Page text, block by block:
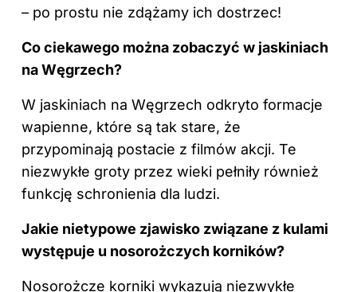
– po prostu nie zdążamy ich dostrzec!
Co ciekawego można zobaczyć w jaskiniach
na Węgrzech?
W jaskiniach na Węgrzech odkryto formacje
wapienne, które są tak stare, że
przypominają postacie z filmów akcji. Te
niezwykłe groty przez wieki pełniły również
funkcję schronienia dla ludzi.
Jakie nietypowe zjawisko związane z kulami
występuje u nosorożczych korników?
Nosorożcze korniki wykazują niezwykłe